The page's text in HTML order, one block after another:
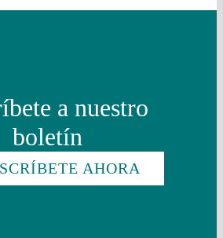
a nuestro
boletín
AHORA